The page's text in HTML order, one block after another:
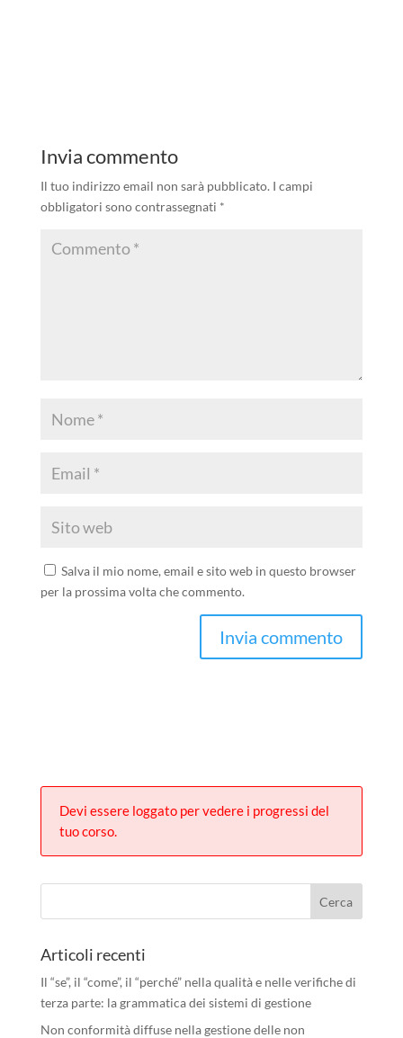
Invia commento
Il tuo indirizzo email non sarà pubblicato. I campi
obbligatori sono contrassegnati *
Salva il mio nome, email e sito web in questo browser
per la prossima volta che commento.
Devi essere loggato per vedere i progressi del
tuo corso.
Articoli recenti
Il “se”, il “come”, il “perché” nella qualità e nelle verifiche di
terza parte: la grammatica dei sistemi di gestione
Non conformità diffuse nella gestione delle non